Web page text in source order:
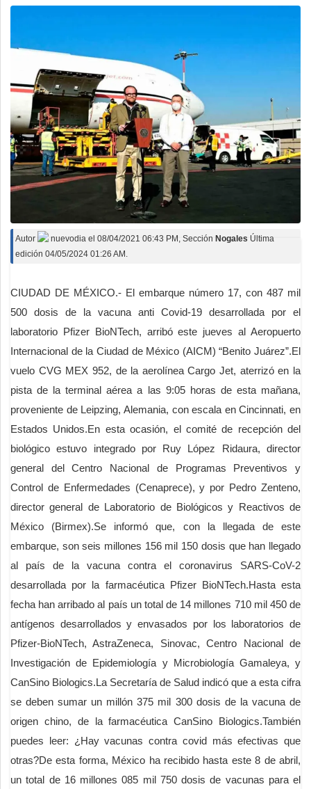
Autor nuevodia el 08/04/2021 06:43 PM , Sección Nogales Última
edición 04/05/2024 01:26 AM.
CIUDAD DE MÉXICO.- El embarque número 17, con 487 mil
500 dosis de la vacuna anti Covid-19 desarrollada por el
laboratorio Pfizer BioNTech, arribó este jueves al Aeropuerto
Internacional de la Ciudad de México (AICM) “Benito Juárez”.El
vuelo CVG MEX 952, de la aerolínea Cargo Jet, aterrizó en la
pista de la terminal aérea a las 9:05 horas de esta mañana,
proveniente de Leipzing, Alemania, con escala en Cincinnati, en
Estados Unidos.En esta ocasión, el comité de recepción del
biológico estuvo integrado por Ruy López Ridaura, director
general del Centro Nacional de Programas Preventivos y
Control de Enfermedades (Cenaprece), y por Pedro Zenteno,
director general de Laboratorio de Biológicos y Reactivos de
México (Birmex).Se informó que, con la llegada de este
embarque, son seis millones 156 mil 150 dosis que han llegado
al país de la vacuna contra el coronavirus SARS-CoV-2
desarrollada por la farmacéutica Pfizer BioNTech.Hasta esta
fecha han arribado al país un total de 14 millones 710 mil 450 de
antígenos desarrollados y envasados por los laboratorios de
Pfizer-BioNTech, AstraZeneca, Sinovac, Centro Nacional de
Investigación de Epidemiología y Microbiología Gamaleya, y
CanSino Biologics.La Secretaría de Salud indicó que a esta cifra
se deben sumar un millón 375 mil 300 dosis de la vacuna de
origen chino, de la farmacéutica CanSino Biologics.También
puedes leer: ¿Hay vacunas contra covid más efectivas que
otras?De esta forma, México ha recibido hasta este 8 de abril,
un total de 16 millones 085 mil 750 dosis de vacunas para el